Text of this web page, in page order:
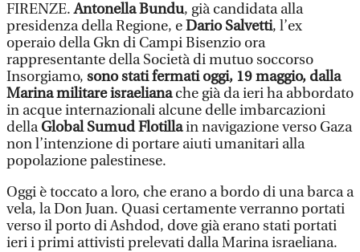
FIRENZE.Antonella Bundu, già candidata alla
presidenza della Regione, eDario Salvetti, l’ex
operaio della Gkn di Campi Bisenzio ora
rappresentante della Società di mutuo soccorso
Insorgiamo, sono stati fermati oggi, 19 maggio, dalla
Marina militare israelianache già da ieri ha abbordato
in acque internazionali alcune delle imbarcazioni
dellaGlobal Sumud Flotillain navigazione verso Gaza
non l’intenzione di portare aiuti umanitari alla
popolazione palestinese.
Oggi è toccato a loro, che erano a bordo di una barca a
vela, la Don Juan. Quasi certamente verranno portati
verso il porto di Ashdod, dove già erano stati portati
ieri i primi attivisti prelevati dalla Marina israeliana.